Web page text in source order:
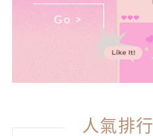
Go >
人氣排行